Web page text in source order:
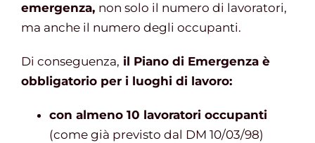
emergenza, non solo il numero di lavoratori,
ma anche il numero degli occupanti.
Di conseguenza, il Piano di Emergenza è
obbligatorio per i luoghi di lavoro:
con almeno 10 lavoratori occupanti
(come già previsto dal DM 10/03/98)